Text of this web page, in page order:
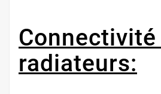
radiateurs: